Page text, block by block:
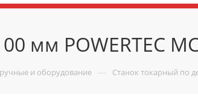
мм POWERTEC
и оборудование — Станок токарный по